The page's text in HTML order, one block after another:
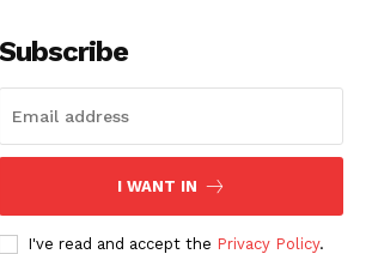
Subscribe
I WANT IN
I've read and accept the Privacy Policy.